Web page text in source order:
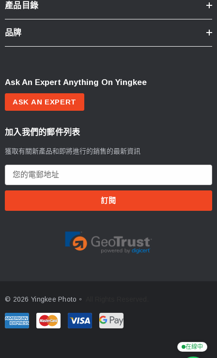
產品目錄
品牌
Ask An Expert Anything On Yingkee
ASK AN EXPERT
加入我們的郵件列表
獲取有關新產品和即將進行的銷售的最新資訊
郵
© 2026 Yingkee Photo。
在線中